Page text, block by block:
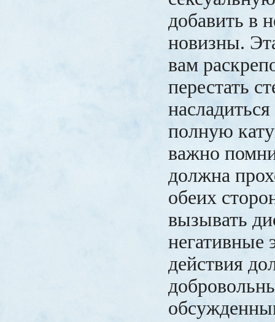
добавить в
новизны.
вам
перестать
полную
важно
должна
обеих
вызывать
негативные
действия